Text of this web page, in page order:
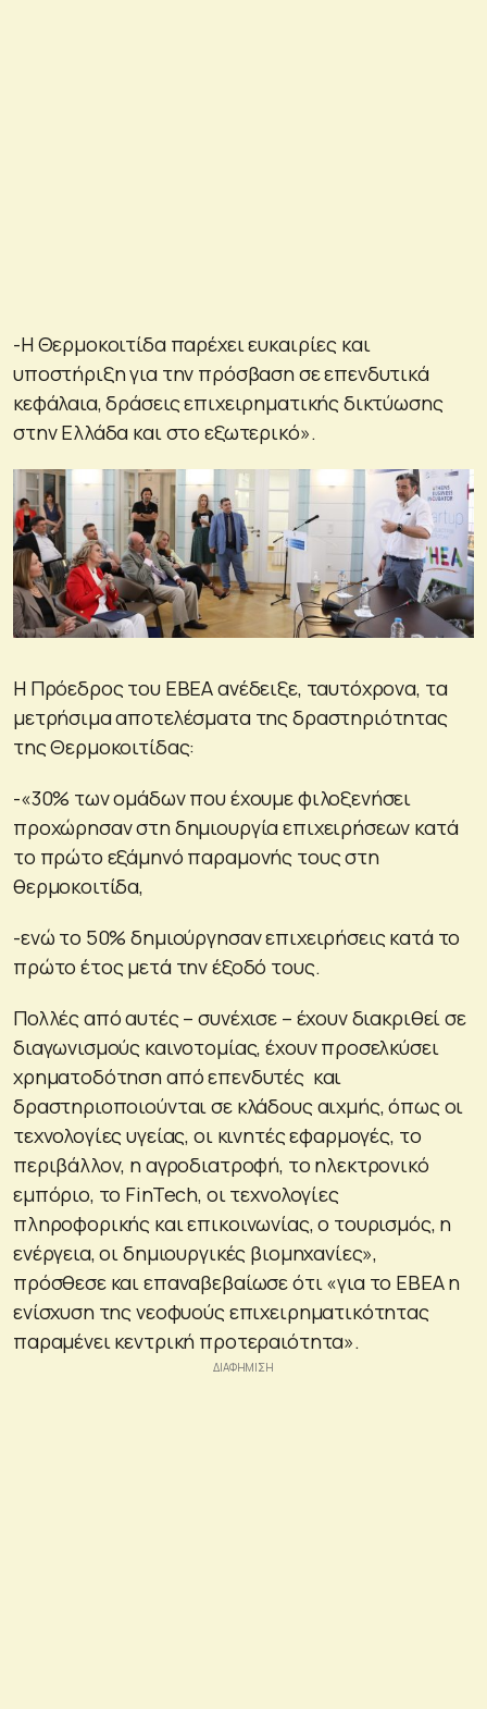
-Η Θερμοκοιτίδα παρέχει ευκαιρίες και
υποστήριξη για την πρόσβαση σε επενδυτικά
κεφάλαια, δράσεις επιχειρηματικής δικτύωσης
στην Ελλάδα και στο εξωτερικό».
Η Πρόεδρος του ΕΒΕΑ ανέδειξε, ταυτόχρονα, τα
μετρήσιμα αποτελέσματα της δραστηριότητας
της Θερμοκοιτίδας:
-«30% των ομάδων που έχουμε φιλοξενήσει
προχώρησαν στη δημιουργία επιχειρήσεων κατά
το πρώτο εξάμηνό παραμονής τους στη
θερμοκοιτίδα,
-ενώ το 50% δημιούργησαν επιχειρήσεις κατά το
πρώτο έτος μετά την έξοδό τους.
Πολλές από αυτές – συνέχισε – έχουν διακριθεί σε
διαγωνισμούς καινοτομίας, έχουν προσελκύσει
χρηματοδότηση από επενδυτές και
δραστηριοποιούνται σε κλάδους αιχμής, όπως οι
τεχνολογίες υγείας, οι κινητές εφαρμογές, το
περιβάλλον, η αγροδιατροφή, το ηλεκτρονικό
εμπόριο, το FinTech, οι τεχνολογίες
πληροφορικής και επικοινωνίας, ο τουρισμός, η
ενέργεια, οι δημιουργικές βιομηχανίες»,
πρόσθεσε και επαναβεβαίωσε ότι «για το ΕΒΕΑ η
ενίσχυση της νεοφυούς επιχειρηματικότητας
παραμένει κεντρική προτεραιότητα».